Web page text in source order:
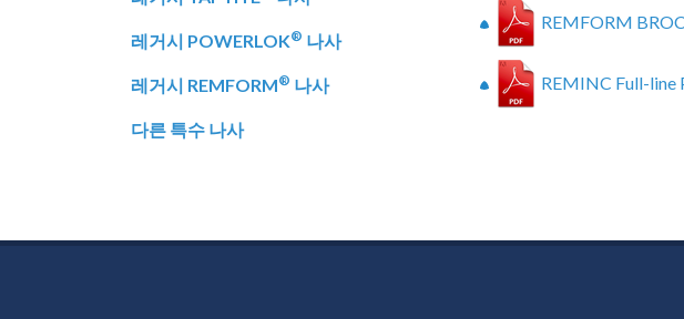
REMFORM
REMINC Full-line
레거시 POWERLOK® 나사
레거시 REMFORM® 나사
다른 특수 나사